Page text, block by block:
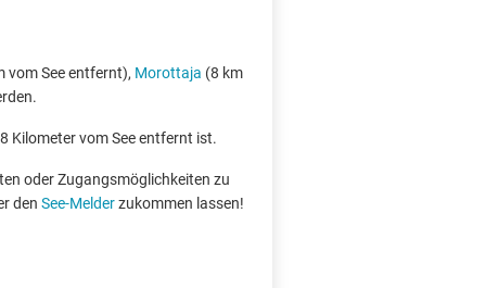
vom See entfernt), Morottaja (8 km
Kilometer vom See entfernt ist.
oder Zugangsmöglichkeiten zu
den See-Melderzukommen lassen!